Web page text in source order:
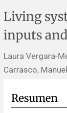
Impressum
Notas
Notas
Ensayos
Notas
Práctica
Descripción
Política de
Living
inputs
Laura Vergara-
Carrasco,
Resumen